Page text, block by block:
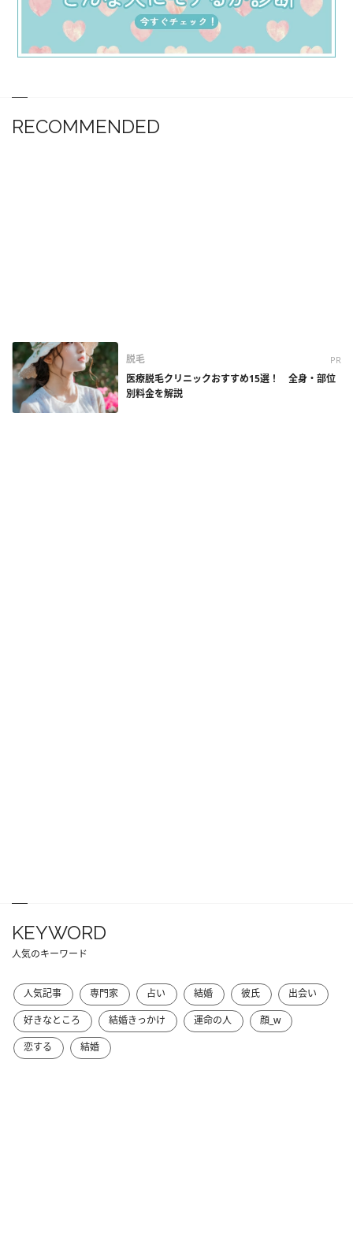
RECOMMENDED
脱毛 PR
医療脱毛クリニックおすすめ15選！ 全身・部位
別料金を解説
KEYWORD
人気のキーワード
人気記事 専門家 占い 結婚 彼氏
出会い
好きなところ
結婚きっかけ 運命の人
顔_w
恋する
結婚